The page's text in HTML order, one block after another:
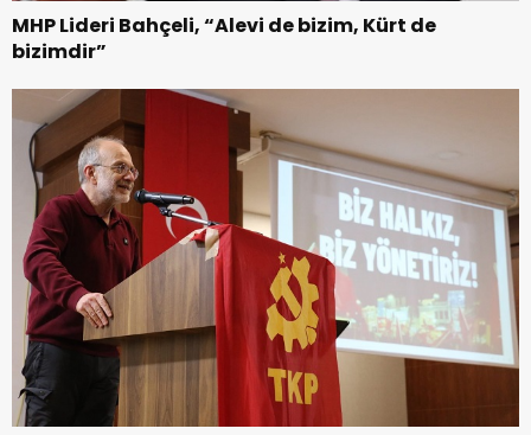
MHP Lideri Bahçeli, “Alevi de bizim, Kürt de
bizimdir”